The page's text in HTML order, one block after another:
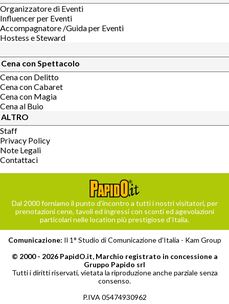
Organizzatore di Eventi
Influencer per Eventi
Accompagnatore /Guida per Eventi
Hostess e Steward
Cena con Spettacolo
Cena con Delitto
Cena con Cabaret
Cena con Magia
Cena al Buio
ALTRO
Staff
Privacy Policy
Note Legali
Contattaci
Dal 2000 forniamo il punto d’incontro a tutti i nostri visitatori, per
prenotazioni cene, tavoli ed ingressi con sconti ed agevolazioni
particolari nelle location più prestigiose d’Italia.
Comunicazione: Il 1° Studio di Comunicazione d'Italia - Kam Group
© 2000 - 2026 PapidO.it, Marchio registrato in concessione a
Gruppo Papido srl
Tutti i diritti riservati, vietata la riproduzione anche parziale senza
consenso.
P.IVA 05474930962